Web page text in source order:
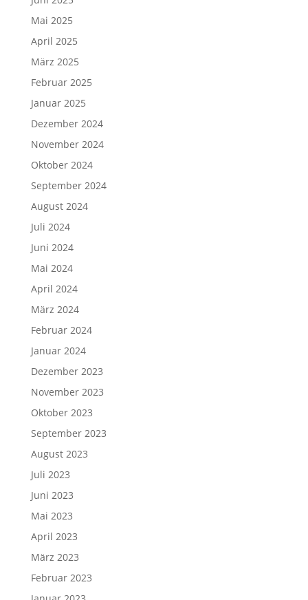
Mai 2025
April 2025
März 2025
Februar 2025
Januar 2025
Dezember 2024
November 2024
Oktober 2024
September 2024
August 2024
Juli 2024
Juni 2024
Mai 2024
April 2024
März 2024
Februar 2024
Januar 2024
Dezember 2023
November 2023
Oktober 2023
September 2023
August 2023
Juli 2023
Juni 2023
Mai 2023
April 2023
März 2023
Februar 2023